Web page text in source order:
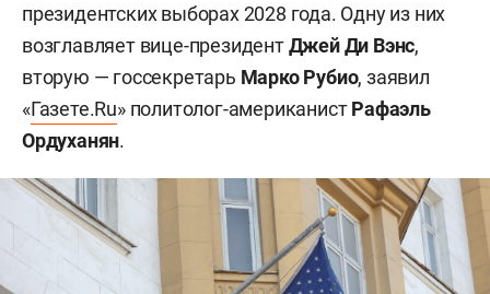
президентских выборах 2028 года. Одну из них
возглавляет вице-президентДжей Ди Вэнс,
вторую — госсекретарь Марко Рубио, заявил
«Газете.Ru» политолог-американистРафаэль
Ордуханян.